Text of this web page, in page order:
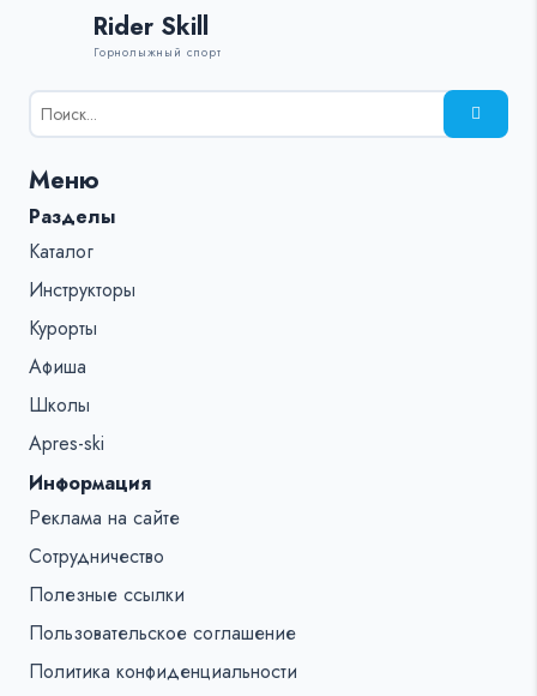
Rider Skill
Горнолыжный спорт
Результаты
поиска
%s:
Меню
Разделы
Каталог
Инструкторы
Курорты
Афиша
Школы
Apres-ski
Информация
Реклама на сайте
Сотрудничество
Полезные ссылки
Пользовательское соглашение
Политика конфиденциальности